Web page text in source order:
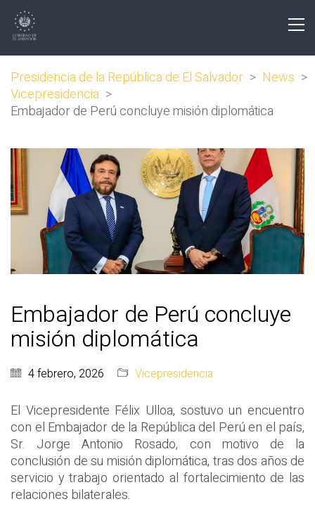
Presidencia de la República de El Salvador > News >
Vicepresidencia >
Embajador de Perú concluye misión diplomática
Embajador de Perú concluye
misión diplomática
4 febrero, 2026 Vicepresidencia
El Vicepresidente Félix Ulloa, sostuvo un encuentro
con el Embajador de la República del Perú en el país,
Sr. Jorge Antonio Rosado, con motivo de la
conclusión de su misión diplomática, tras dos años de
servicio y trabajo orientado al fortalecimiento de las
relaciones bilaterales.